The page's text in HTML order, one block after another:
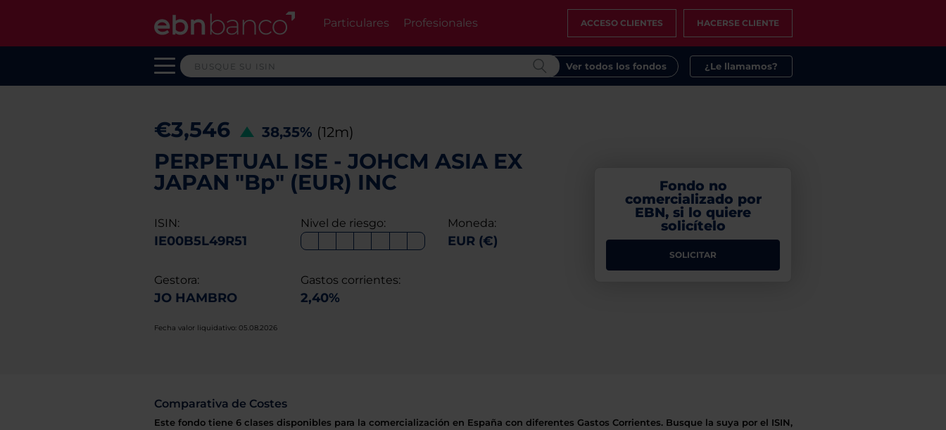
Particulares Profesionales ACCESO CLIENTES HACERSE CLIENTE
Ver todos los fondos ¿Le llamamos?
€3,546 38,35% (12m)
PERPETUAL ISE - JOHCM ASIA EX
JAPAN "Bp" (EUR) INC
ISIN:
IE00B5L49R51
Nivel de riesgo: Moneda:
EUR (€)
Gestora:
JO HAMBRO
Gastos corrientes:
2,40%
Fecha valor liquidativo: 05.08.2026
Fondo no
comercializado por
EBN, si lo quiere
solicítelo
SOLICITAR
Comparativa de Costes
Este fondo tiene 6 clases disponibles para la comercialización en España con diferentes Gastos Corrientes. Busque la suya por el ISIN,